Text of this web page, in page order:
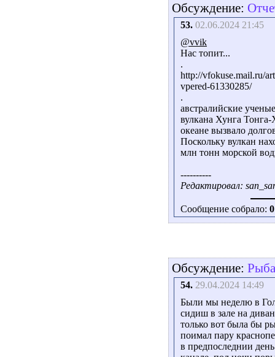
Обсуждение:
53. 02.06.2024 21:45
@vvik
Нас топит...
.
http://vfokuse.mail.ru/
vpered-61330285/
.
австралийские
вулкана Хунга
океане вызвало
Поскольку вулкан
млн тонн морской
----------
Редактировал:
Сообщение собрало: 0
Обсуждение:
54. 29.04.2024 14:49
Были мы неделю в
сидиш в зале на
только вот была бы
поимал пару
в предпоследнии